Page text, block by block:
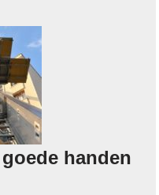
handen